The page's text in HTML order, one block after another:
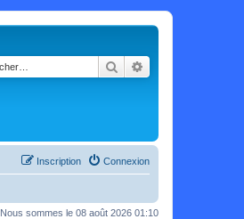
Rechercher
Connexion
Inscription
Nous sommes le 08 août 2026 01:10